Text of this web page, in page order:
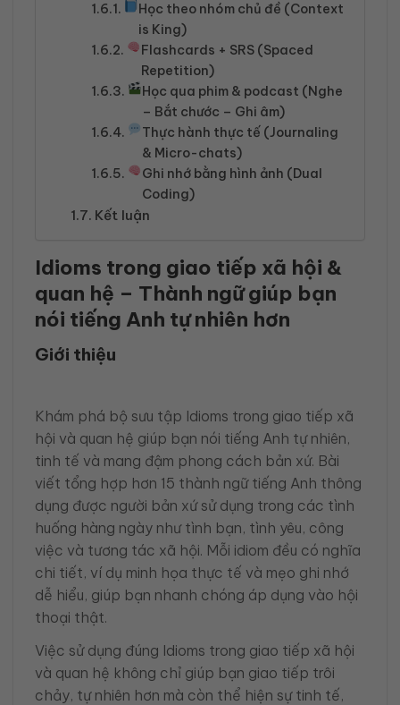
Học theo nhóm chủ đề (Context
is King)
Flashcards + SRS (Spaced
Repetition)
Học qua phim & podcast (Nghe
– Bắt chước – Ghi âm)
Thực hành thực tế (Journaling
& Micro-chats)
Ghi nhớ bằng hình ảnh (Dual
Coding)
Kết luận
Idioms trong giao tiếp xã hội &
quan hệ – Thành ngữ giúp bạn
nói tiếng Anh tự nhiên hơn
Giới thiệu
Khám phá bộ sưu tập Idioms trong giao tiếp xã
hội và quan hệ giúp bạn nói tiếng Anh tự nhiên,
tinh tế và mang đậm phong cách bản xứ. Bài
viết tổng hợp hơn 15 thành ngữ tiếng Anh thông
dụng được người bản xứ sử dụng trong các tình
huống hàng ngày như tình bạn, tình yêu, công
việc và tương tác xã hội. Mỗi idiom đều có nghĩa
chi tiết, ví dụ minh họa thực tế và mẹo ghi nhớ
dễ hiểu, giúp bạn nhanh chóng áp dụng vào hội
thoại thật.
Việc sử dụng đúng Idioms trong giao tiếp xã hội
và quan hệ không chỉ giúp bạn giao tiếp trôi
chảy, tự nhiên hơn mà còn thể hiện sự tinh tế,